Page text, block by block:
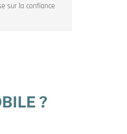
sur la confiance
?